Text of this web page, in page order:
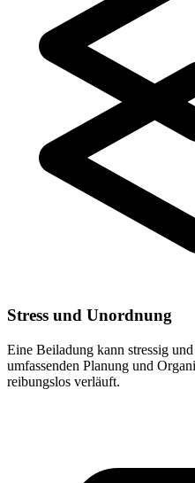
Stress und Unordnung
Eine Beiladung kann stressig
umfassenden Planung und
reibungslos verläuft.